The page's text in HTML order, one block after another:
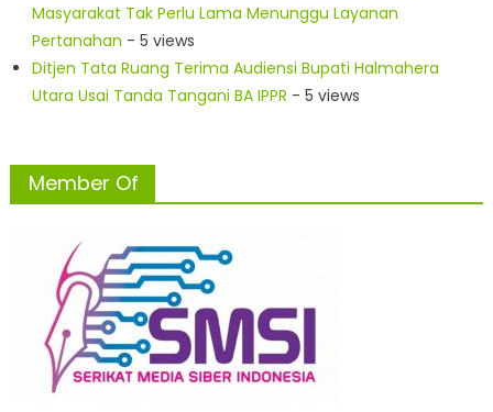
Masyarakat Tak Perlu Lama Menunggu Layanan
Pertanahan - 5 views
Ditjen Tata Ruang Terima Audiensi Bupati Halmahera
Utara Usai Tanda Tangani BA IPPR - 5 views
Member Of